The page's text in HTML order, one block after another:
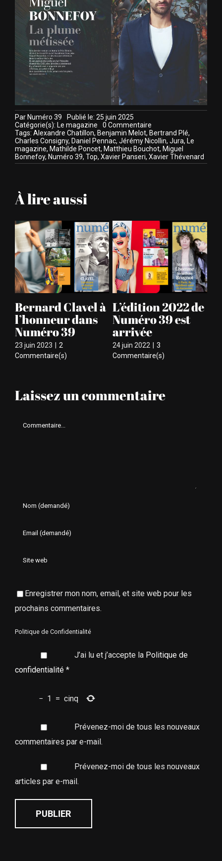
Par Numéro 39
Publié le: 25 juin 2025
Catégorie(s): Le magazine 0 Commentaireon
Découvrez
l’édition
2025
Tags: Alexandre Chatillon, Benjamin Melot, Bertrand Plé,
Charles Consigny, Daniel Pennac, Jérémy Nicollin, Jura, Le
magazine, Mathilde Poncet, Matthieu Bouchot, Miguel
Bonnefoy, Numéro 39, Top, Xavier Panseri, Xavier Thévenard
À lire aussi
Bernard Clavel à
l’honneur dans
Numéro 39
23 juin 2023
2
Commentaire(s)
L’édition 2022 de
Numéro 39 est
arrivée
24 juin 2022
3
Commentaire(s)
Laissez un commentaire
Comment
Enregistrer mon nom, email, et site web pour les
prochains commentaires.
Politique de Confidentialité
J’ai lu et j’accepte la Politique de
confidentialité *
− 1 = cinq
Prévenez-moi de tous les nouveaux
commentaires par e-mail.
Prévenez-moi de tous les nouveaux
articles par e-mail.